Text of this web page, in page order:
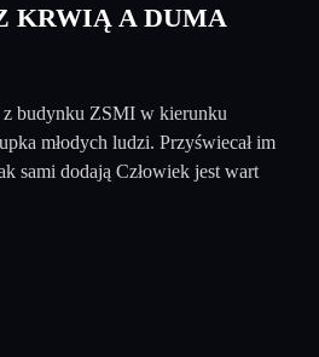
KRWIĄ A DUMA
z budynku ZSMI w kierunku
młodych ludzi. Przyświecał im
sami dodają Człowiek jest wart